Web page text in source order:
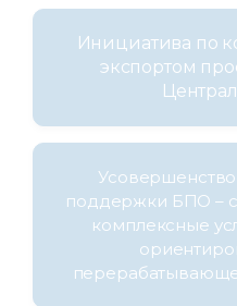
Инициатива по
экспортом
поддержки БПО –
комплексные